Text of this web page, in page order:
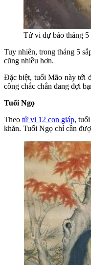
Tử vi dự báo tháng
Tuy nhiên, trong tháng 5
cũng nhiều hơn.
Đặc biệt, tuổi Mão này tới
công chắc chắn đang đợi
Tuổi Ngọ
Theotử vi 12 con giáp,
khăn. Tuổi Ngọ chỉ cần